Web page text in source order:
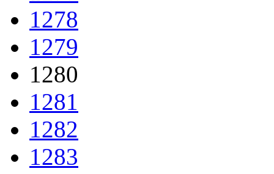
1278
1279
1280
1281
1282
1283